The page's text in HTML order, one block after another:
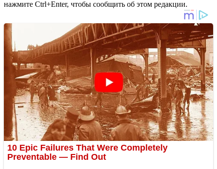
нажмите Ctrl+Enter, чтобы сообщить об этом редакции.